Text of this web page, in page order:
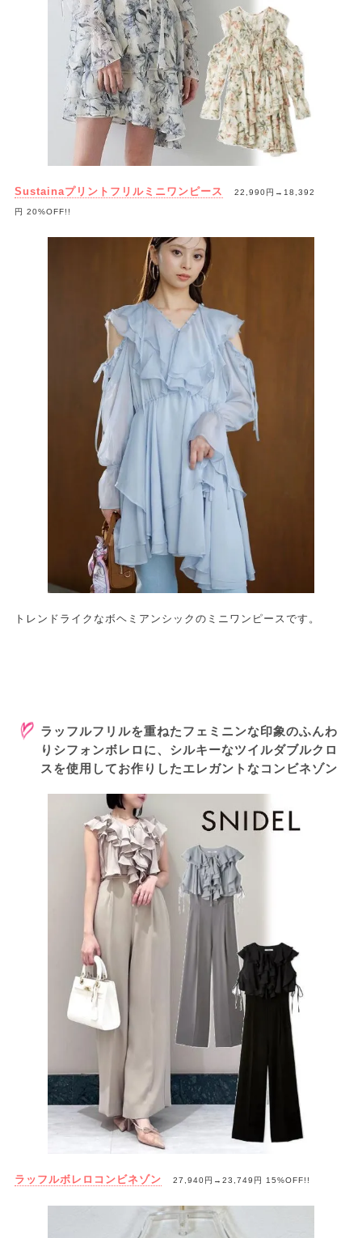
Sustainaプリントフリルミニワンピース 22,990円→ 18,392
円 20%OFF!!
トレンドライクなボヘミアンシックのミニワンピースです。
ラッフルフリルを重ねたフェミニンな印象のふんわ
りシフォンボレロに、シルキーなツイルダブルクロ
スを使用してお作りしたエレガントなコンビネゾン
ラッフルボレロコンビネゾン 27,940円→ 23,749円 15%OFF!!